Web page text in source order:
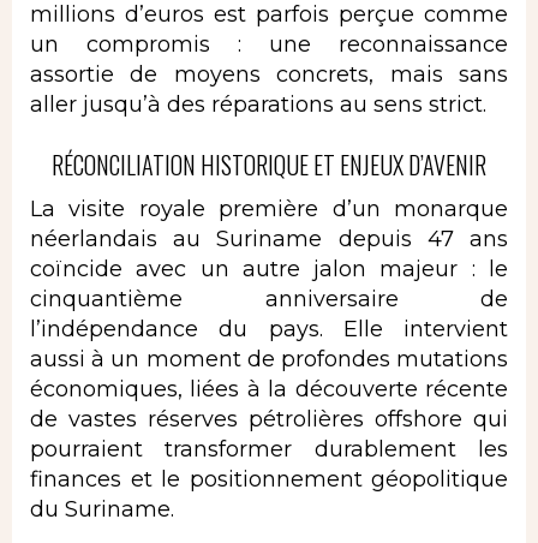
millions d’euros est parfois perçue comme
un compromis : une reconnaissance
assortie de moyens concrets, mais sans
aller jusqu’à des réparations au sens strict.
RÉCONCILIATION HISTORIQUE ET ENJEUX D’AVENIR
La visite royale première d’un monarque
néerlandais au Suriname depuis 47 ans
coïncide avec un autre jalon majeur : le
cinquantième anniversaire de
l’indépendance du pays. Elle intervient
aussi à un moment de profondes mutations
économiques, liées à la découverte récente
de vastes réserves pétrolières offshore qui
pourraient transformer durablement les
finances et le positionnement géopolitique
du Suriname.